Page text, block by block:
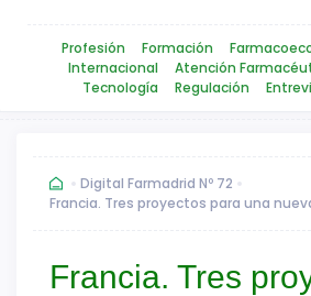
Profesión Formación
Internacional
Atención
Tecnología
Regulación
Digital Farmadrid Nº 72
Francia. Tres proyectos para una
Francia. Tres